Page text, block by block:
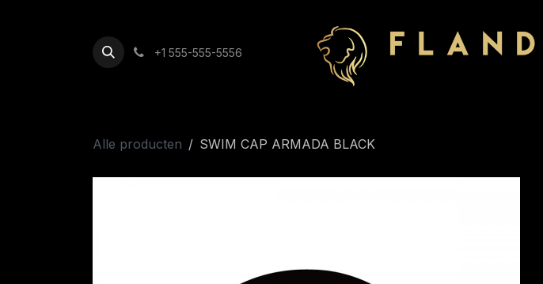
+1 555-555-5556
Alle producten SWIM CAP ARMADA BLACK